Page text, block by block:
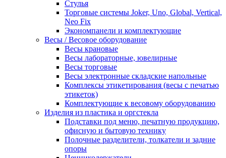
Стулья
Торговые системы Joker, Uno, Global, Vertical,
Neo Fix
Экономпанели и комплектующие
Весы / Весовое оборудование
Весы крановые
Весы лабораторные, ювелирные
Весы торговые
Весы электронные складские напольные
Комплексы этикетирования (весы с печатью
этикеток)
Комплектующие к весовому оборудованию
Изделия из пластика и оргстекла
Подставки под меню, печатную продукцию,
офисную и бытовую технику
Полочные разделители, толкатели и задние
опоры